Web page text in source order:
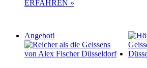
ERFAHREN »
Angebot!